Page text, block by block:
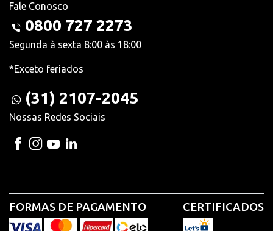
Fale Conosco
0800 727 2273
Segunda à sexta 8:00 às 18:00
*Exceto feriados
(31) 2107-2045
Nossas Redes Sociais
FORMAS DE PAGAMENTO CERTIFICADOS